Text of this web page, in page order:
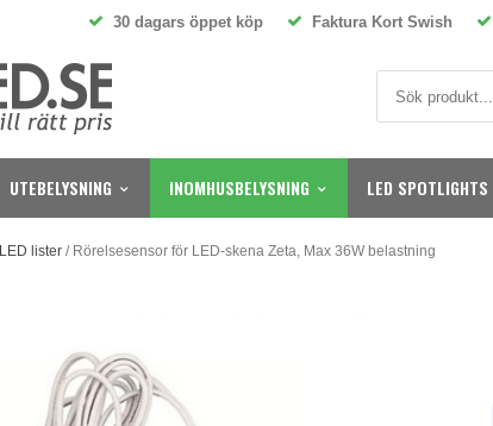
30 dagars öppet köp Faktura Kort Swish
UTEBELYSNING INOMHUSBELYSNING LED SPOTLIGHTS
LED lister / Rörelsesensor för LED-skena Zeta, Max 36W belastning